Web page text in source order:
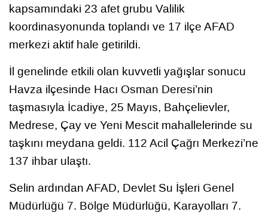
kapsamındaki 23 afet grubu Valilik
koordinasyonunda toplandı ve 17 ilçe AFAD
merkezi aktif hale getirildi.
İl genelinde etkili olan kuvvetli yağışlar sonucu
Havza ilçesinde Hacı Osman Deresi’nin
taşmasıyla İcadiye, 25 Mayıs, Bahçelievler,
Medrese, Çay ve Yeni Mescit mahallelerinde su
taşkını meydana geldi. 112 Acil Çağrı Merkezi’ne
137 ihbar ulaştı.
Selin ardından AFAD, Devlet Su İşleri Genel
Müdürlüğü 7. Bölge Müdürlüğü, Karayolları 7.